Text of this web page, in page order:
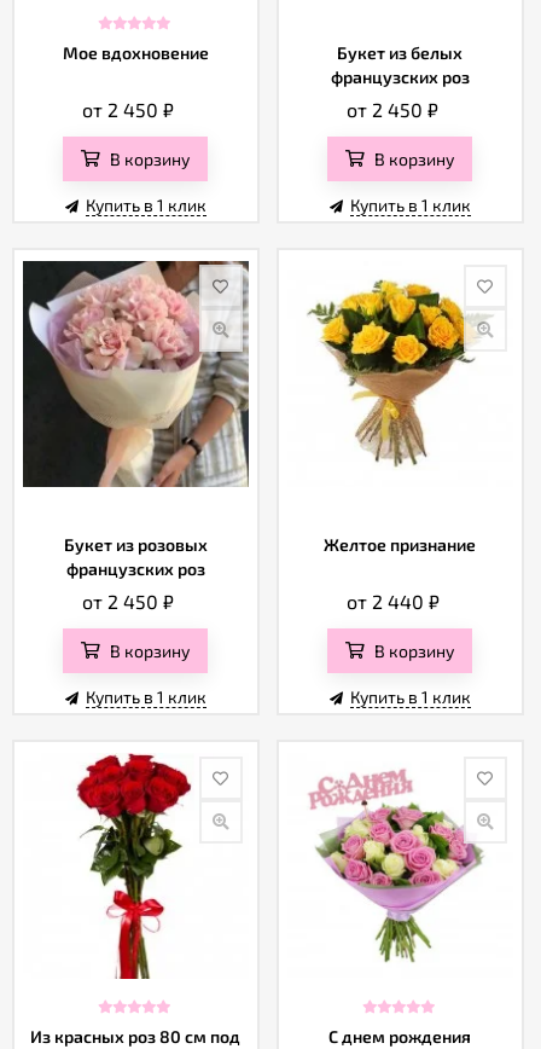
Мое вдохновение
от 2 450₽
В корзину
Купить в 1 клик
Букет из белых
французских роз
от 2 450₽
В корзину
Купить в 1 клик
Букет из розовых
французских роз
от 2 450₽
В корзину
Купить в 1 клик
Желтое признание
от 2 440 ₽
В корзину
Купить в 1 клик
Из красных роз 80 см под
С днем рождения